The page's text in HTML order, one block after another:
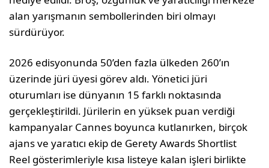
alan yarışmanın sembollerinden biri olmayı
sürdürüyor.
2026 edisyonunda 50’den fazla ülkeden 260’ın
üzerinde jüri üyesi görev aldı. Yönetici jüri
oturumları ise dünyanın 15 farklı noktasında
gerçekleştirildi. Jürilerin en yüksek puan verdiği
kampanyalar Cannes boyunca kutlanırken, birçok
ajans ve yaratıcı ekip de Gerety Awards Shortlist
Reel gösterimleriyle kısa listeye kalan işleri birlikte